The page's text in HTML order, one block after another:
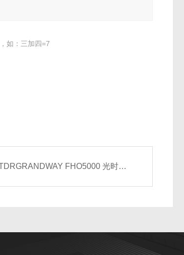
如：三加四=7
FHO5000 光时域反射仪